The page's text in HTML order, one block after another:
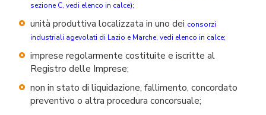
sezione C, vedi elenco in calce);
unità produttiva localizzata in uno dei consorzi
industriali agevolati di Lazio e Marche, vedi elenco in calce;
imprese regolarmente costituite e iscritte al
Registro delle Imprese;
non in stato di liquidazione, fallimento, concordato
preventivo o altra procedura concorsuale;